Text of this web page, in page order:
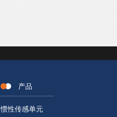
产品
惯性传感单元